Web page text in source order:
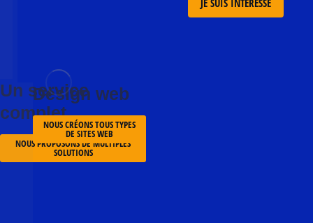
Un service
complet
NOUS PROPOSONS DE MULTIPLES
SOLUTIONS
et des salaires
Design web
NOUS CRÉONS TOUS TYPES
DE SITES WEB